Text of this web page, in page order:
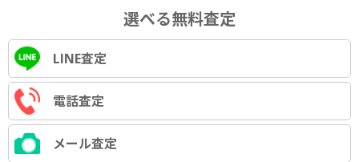
選べる無料査定
LINE査定
電話査定
メール査定